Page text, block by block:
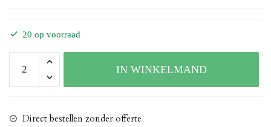
20 op voorraad
Terrasstoel
Teddy
aantal
IN WINKELMAND
Direct bestellen zonder offerte